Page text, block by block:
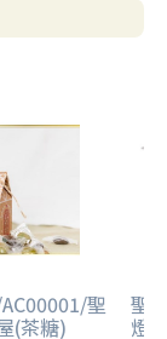
聖
(茶糖)
聖
燈